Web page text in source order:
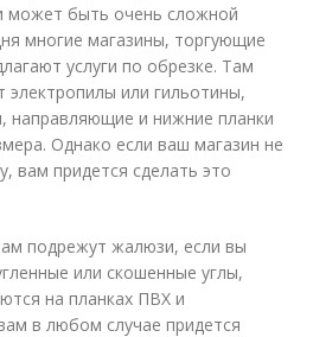
может быть очень сложной
многие магазины, торгующие
услуги по обрезке. Там
или гильотины,
направляющие и нижние планки
Однако если ваш магазин не
вам придется сделать это
подрежут жалюзи, если вы
или скошенные углы,
на планках ПВХ и
в любом случае придется